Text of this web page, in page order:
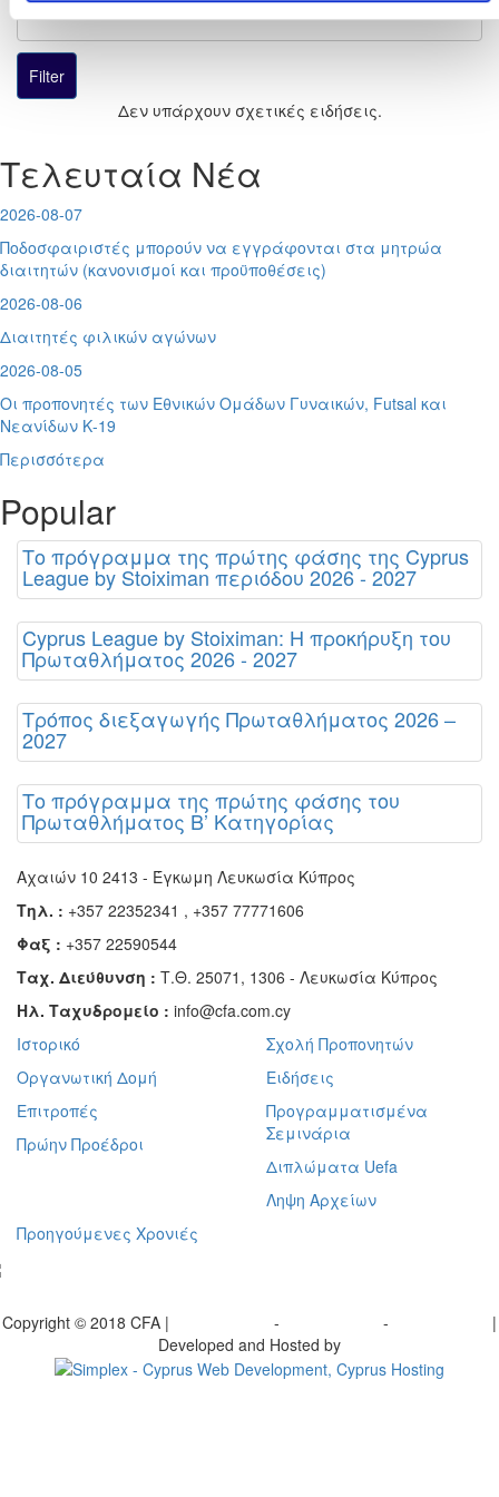
Δεν υπάρχουν σχετικές ειδήσεις.
Τελευταία Νέα
2026-08-07
Ποδοσφαιριστές μπορούν να εγγράφονται στα μητρώα
διαιτητών (κανονισμοί και προϋποθέσεις)
2026-08-06
Διαιτητές φιλικών αγώνων
2026-08-05
Οι προπονητές των Εθνικών Ομάδων Γυναικών, Futsal και
Νεανίδων Κ-19
Περισσότερα
Popular
Το πρόγραμμα της πρώτης φάσης της Cyprus
League by Stoiximan περιόδου 2026 - 2027
Cyprus League by Stoiximan: Η προκήρυξη του
Πρωταθλήματος 2026 - 2027
Τρόπος διεξαγωγής Πρωταθλήματος 2026 –
2027
Το πρόγραμμα της πρώτης φάσης του
Πρωταθλήματος Β’ Κατηγορίας
Αχαιών 10 2413 - Έγκωμη Λευκωσία Κύπρος
Τηλ. : +357 22352341 , +357 77771606
Φαξ : +357 22590544
Ταχ. Διεύθυνση : Τ.Θ. 25071, 1306 - Λευκωσία Κύπρος
Ηλ. Ταχυδρομείο : info@cfa.com.cy
Ιστορικό
Οργανωτική Δομή
Επιτροπές
Πρώην Προέδροι
Σχολή Προπονητών
Ειδήσεις
Προγραμματισμένα
Σεμινάρια
Διπλώματα Uefa
Ληψη Αρχείων
Προηγούμενες Χρονιές
Copyright © 2018 CFA | - -
|
Developed and Hosted by